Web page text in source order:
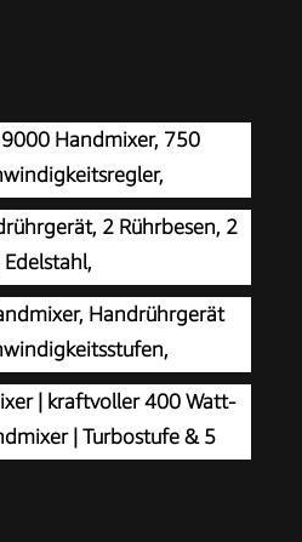
Handmixer, 750
2 Rührbesen, 2
4 Stufen,
400 W, weiß, CleverMixx
Handrührgerät
mit 2
-Knethaken, weiß, HM
| kraftvoller 400 Watt-
| Turbostufe & 5